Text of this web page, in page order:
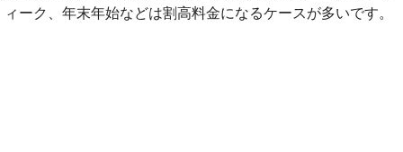
ィーク、年末年始などは割高料金になるケースが多いです。